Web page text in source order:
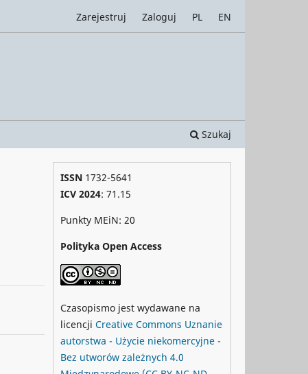
Szukaj
Zarejestruj Zaloguj PL EN
ISSN 1732-5641
ICV 2024: 71.15
Punkty MEiN: 20
Polityka Open Access
Czasopismo jest wydawane na
licencji Creative Commons Uznanie
autorstwa - Użycie niekomercyjne -
Bez utworów zależnych 4.0